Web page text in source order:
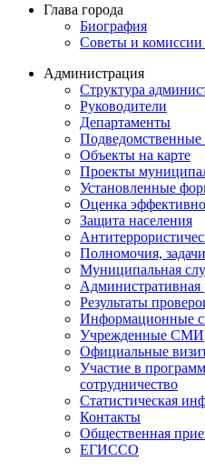
Глава города
Биография
Советы и комиссии
Администрация
Структура
Руководители
Департаменты
Подведомственные
Объекты на карте
Проекты
Установленные
Оценка
Защита населения
Полномочия,
Муниципальная
Административная
Результаты
Информационные
Учрежденные СМИ
Официальные
Участие в
сотрудничество
Статистическая
Контакты
Общественная
ЕГИССО